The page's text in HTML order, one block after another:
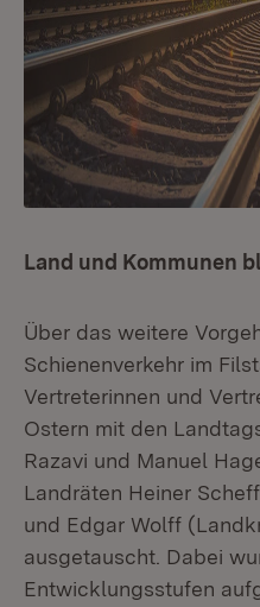
Land und Kommunen
Über das weitere
Schienenverkehr im
Vertreterinnen und
Ostern mit den
Razavi und Manuel
Landräten Heiner
und Edgar Wolff
ausgetauscht. Dabei
Entwicklungsstufen